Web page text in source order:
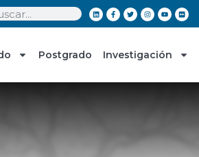
Postgrado Investigación